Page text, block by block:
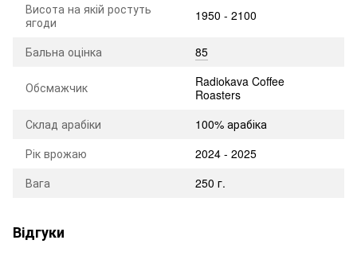
Висота на якій ростуть
ягоди
1950 - 2100
Бальна оцінка 85
Обсмажчик
Radiokava Coffee
Roasters
Склад арабіки
100% арабіка
Рік врожаю
2024 - 2025
Вага
250 г.
Відгуки